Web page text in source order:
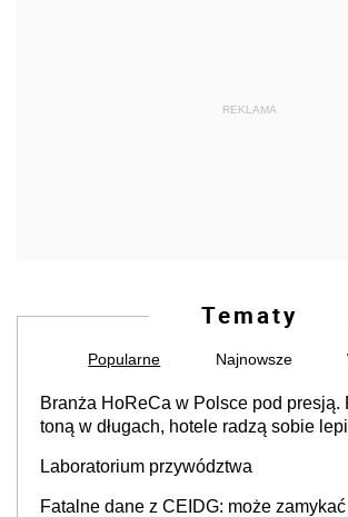
REKLAMA
Tematy
Popularne Najnowsze
Branża HoReCa w Polsce pod presją.
toną w długach, hotele radzą sobie
Laboratorium przywództwa
Fatalne dane z CEIDG: może